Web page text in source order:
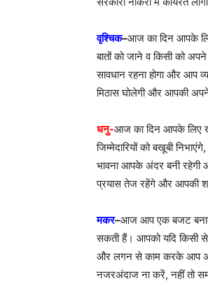
वृश्चिक–आज का दिन आपके
बातों को जाने व किसी को
सावधान रहना होगा और आप
मिठास घोलेगी और आपकी
धनु-आज का दिन आपके लिए
जिम्मेदारियों को बखूबी
भावना आपके अंदर बनी रहेगी
प्रयास तेज रहेंगे और आपकी
मकर–आज आप एक बजट
सकती हैं। आपको यदि किसी
और लगन से काम करके आप
नजरअंदाज ना करें, नहीं तो